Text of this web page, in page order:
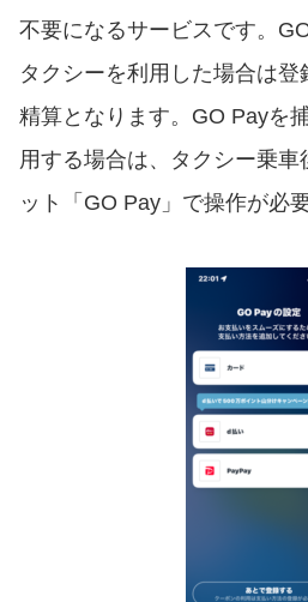
不要になるサービスです。
タクシーを利用した場合は
精算となります。GO Payを
用する場合は、タクシー乗
ット「GO Pay」で操作が必